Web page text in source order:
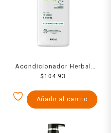
Acondicionador Herbal
Essences Detox té verde &
$104.93
Añadir al carrito